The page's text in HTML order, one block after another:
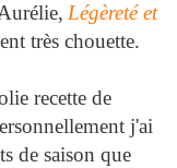
Légèreté et
très chouette.
recette de
j'ai
de saison que